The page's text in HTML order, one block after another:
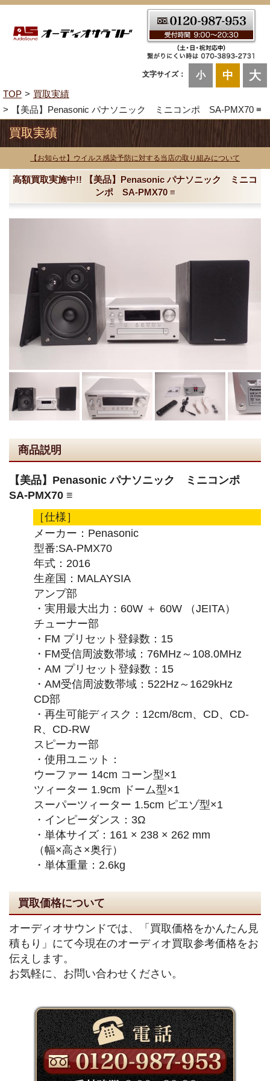
文字サイズ： 小 中 大
TOP
買取実績
【美品】Penasonic パナソニック ミニコンポ SA-PMX70 ≡
買取実績
【お知らせ】ウイルス感染予防に対する当店の取り組みについて
高額買取実施中!! 【美品】Penasonic パナソニック ミニコ
ンポ SA-PMX70 ≡
商品説明
【美品】Penasonic パナソニック ミニコンポ
SA-PMX70 ≡
［仕様］
メーカー：Penasonic
型番:SA-PMX70
年式：2016
生産国：MALAYSIA
アンプ部
・実用最大出力：60W ＋ 60W （JEITA）
チューナー部
・FM プリセット登録数：15
・FM受信周波数帯域：76MHz～108.0MHz
・AM プリセット登録数：15
・AM受信周波数帯域：522Hz～1629kHz
CD部
・再生可能ディスク：12cm/8cm、CD、CD-
R、CD-RW
スピーカー部
・使用ユニット：
ウーファー 14cm コーン型×1
ツィーター 1.9cm ドーム型×1
スーパーツィーター 1.5cm ピエゾ型×1
・インピーダンス：3Ω
・単体サイズ：161 × 238 × 262 mm
（幅×高さ×奥行）
・単体重量：2.6kg
買取価格について
オーディオサウンドでは、「買取価格をかんたん見
積もり」にて今現在のオーディオ買取参考価格をお
伝えします。
お気軽に、お問い合わせください。